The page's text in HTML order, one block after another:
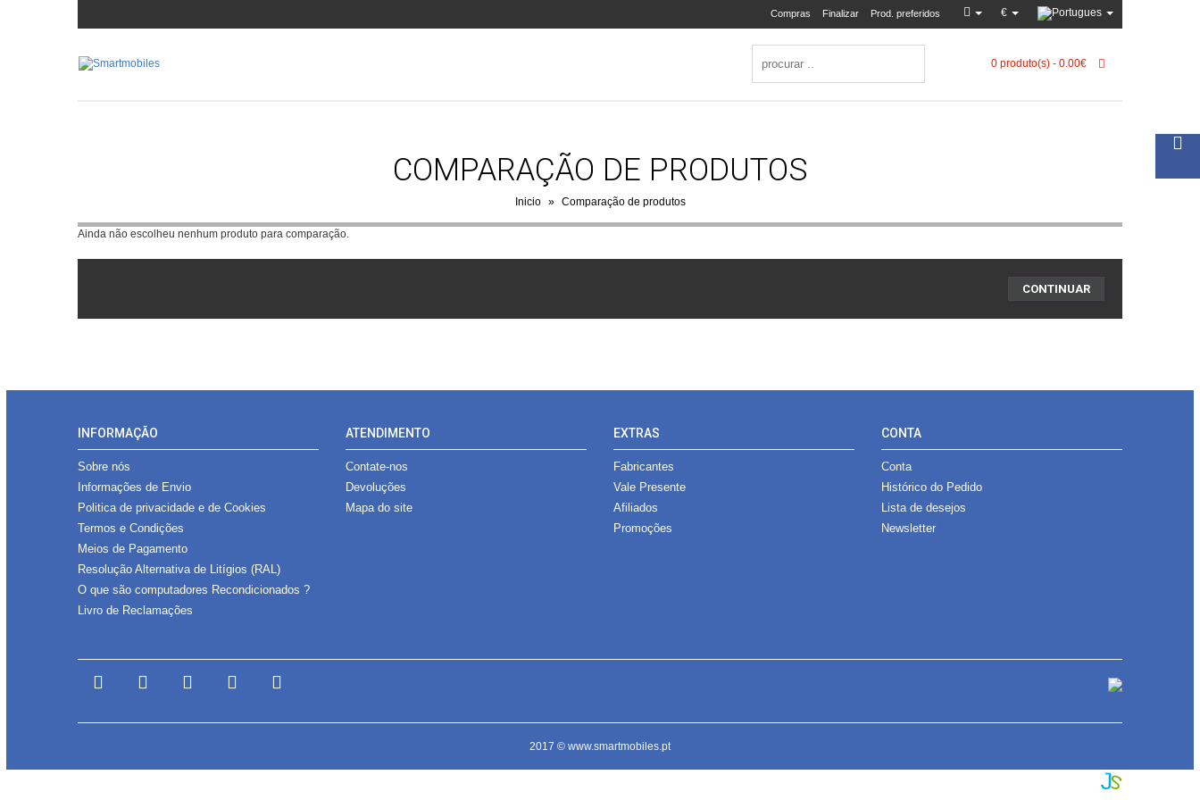
Compras Finalizar Prod. preferidos €
0 produto(s) - 0.00€
COMPARAÇÃO DE PRODUTOS
Inicio » Comparação de produtos
Ainda não escolheu nenhum produto para comparação.
CONTINUAR
INFORMAÇÃO
Sobre nós
Informações de Envio
Politica de privacidade e de Cookies
Termos e Condições
Meios de Pagamento
Resolução Alternativa de Litígios (RAL)
O que são computadores Recondicionados ?
Livro de Reclamações
ATENDIMENTO
Contate-nos
Devoluções
Mapa do site
EXTRAS
Fabricantes
Vale Presente
Afiliados
Promoções
CONTA
Conta
Histórico do Pedido
Lista de desejos
Newsletter
2017 © www.smartmobiles.pt